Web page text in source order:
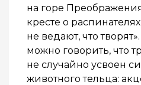
на горе
кресте о
не ведают, что
можно говорить, что
не случайно усвоен
животного тельца: